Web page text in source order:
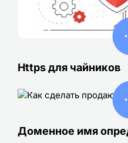
Https для чайников
Доменное имя